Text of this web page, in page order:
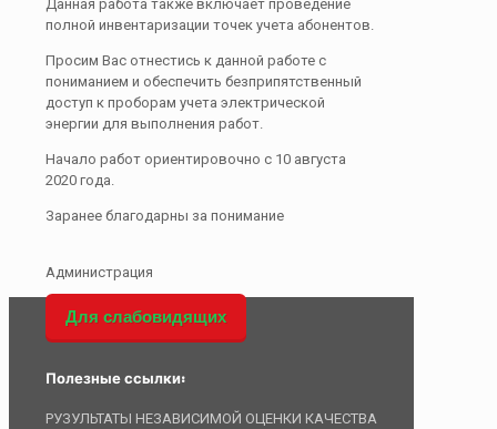
Данная работа также включает проведение
полной инвентаризации точек учета абонентов.
Просим Вас отнестись к данной работе с
пониманием и обеспечить безприпятственный
доступ к проборам учета электрической
энергии для выполнения работ.
Начало работ ориентировочно с 10 августа
2020 года.
Заранее благодарны за понимание
Администрация
Для слабовидящих
Полезные ссылки:
РУЗУЛЬТАТЫ НЕЗАВИСИМОЙ ОЦЕНКИ КАЧЕСТВА